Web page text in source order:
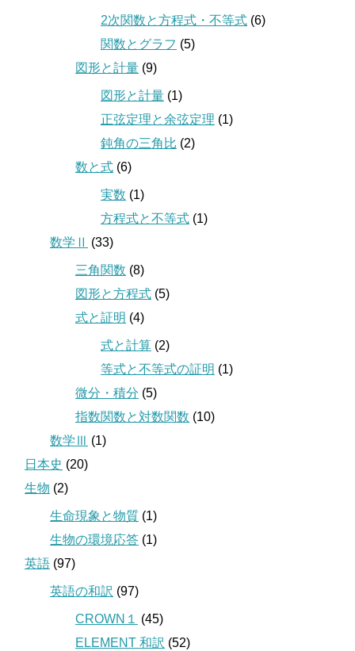
2次関数と方程式・不等式 (6)
関数とグラフ (5)
図形と計量 (9)
図形と計量 (1)
正弦定理と余弦定理 (1)
鈍角の三角比 (2)
数と式 (6)
実数 (1)
方程式と不等式 (1)
数学Ⅱ (33)
三角関数 (8)
図形と方程式 (5)
式と証明 (4)
式と計算 (2)
等式と不等式の証明 (1)
微分・積分 (5)
指数関数と対数関数 (10)
数学Ⅲ (1)
日本史 (20)
生物 (2)
生命現象と物質 (1)
生物の環境応答 (1)
英語 (97)
英語の和訳 (97)
CROWN１
(45)
ELEMENT 和訳 (52)